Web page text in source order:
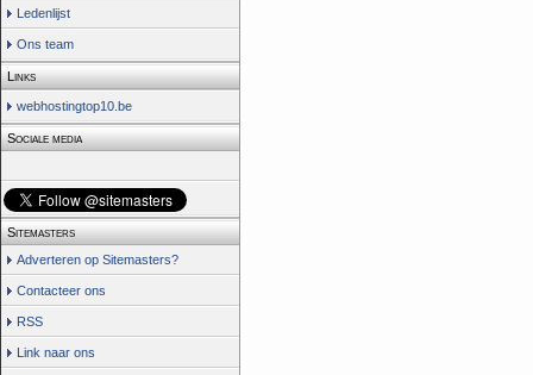
Ledenlijst
Ons team
Links
webhostingtop10.be
Sociale media
Sitemasters
Adverteren op Sitemasters?
Contacteer ons
RSS
Link naar ons